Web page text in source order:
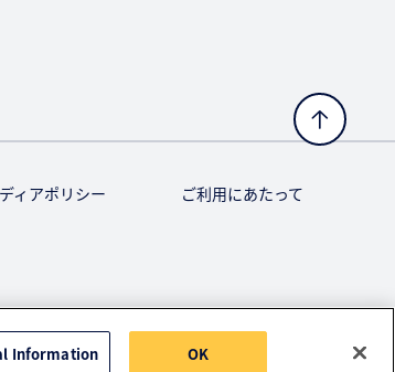
ィアポリシー ご利用にあたって
Information OK